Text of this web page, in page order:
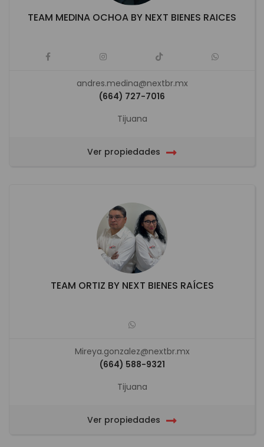
TEAM MEDINA OCHOA BY NEXT BIENES RAICES
andres.medina@nextbr.mx
(664) 727-7016
Tijuana
Ver propiedades
TEAM ORTIZ BY NEXT BIENES RAÍCES
Mireya.gonzalez@nextbr.mx
(664) 588-9321
Tijuana
Ver propiedades